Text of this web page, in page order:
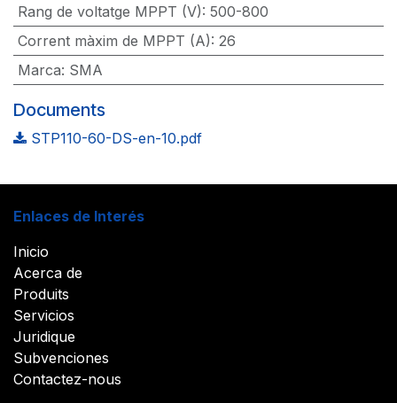
Rang de voltatge MPPT (V): 500-800
Corrent màxim de MPPT (A): 26
Marca: SMA
Documents
STP110-60-DS-en-10.pdf
Enlaces de Interés
Inicio
Acerca de
Produits
Servicios
Juridique
Subvenciones
Contactez-nous